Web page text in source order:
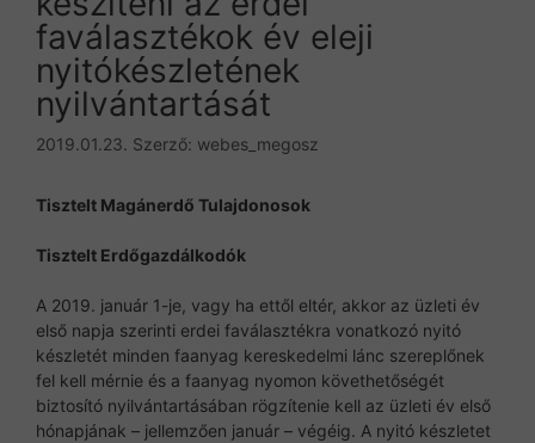
faválasztékok év eleji
nyitókészletének
nyilvántartását
2019.01.23. Szerző: webes_megosz
Tisztelt Magánerdő Tulajdonosok
Tisztelt Erdőgazdálkodók
A 2019. január 1-je, vagy ha ettől eltér, akkor az üzleti év
első napja szerinti erdei faválasztékra vonatkozó nyitó
készletét minden faanyag kereskedelmi lánc szereplőnek
fel kell mérnie és a faanyag nyomon követhetőségét
biztosító nyilvántartásában rögzítenie kell az üzleti év első
hónapjának – jellemzően január – végéig. A nyitó készletet